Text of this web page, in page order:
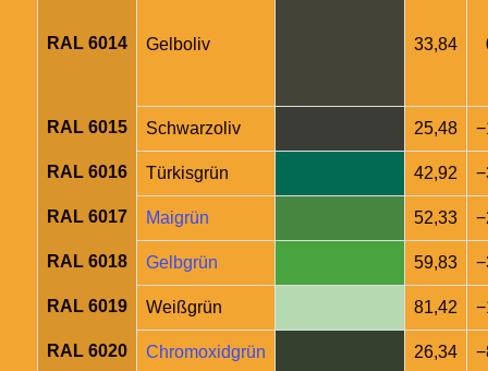
RAL 6014 Gelboliv 33,84
RAL 6015 Schwarzoliv 25,48
RAL 6016 Türkisgrün 42,92
RAL 6017 Maigrün 52,33
RAL 6018 Gelbgrün 59,83
RAL 6019 Weißgrün 81,42
RAL 6020 Chromoxidgrün 26,34